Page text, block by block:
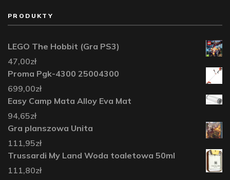
PRODUKTY
LEGO The Hobbit (Gra PS3)
47,00zł
Proma Pgk-4300 25004300
699,00zł
Easy Camp Mata Alloy Eva Mat
94,65zł
Gra planszowa Unita
111,95zł
Trussardi My Land Woda toaletowa 50ml
111,80zł